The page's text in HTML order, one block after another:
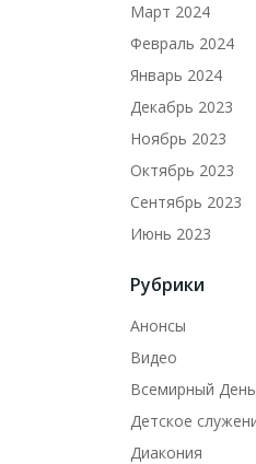
Март 2024
Февраль 2024
Январь 2024
Декабрь 2023
Ноябрь 2023
Октябрь 2023
Сентябрь 2023
Июнь 2023
Рубрики
Анонсы
Видео
Всемирный
Детское
Диакония